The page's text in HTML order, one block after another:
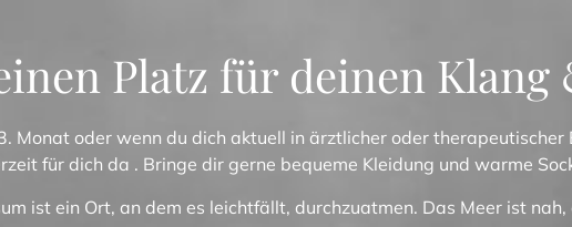
Platz für deinen Klang
Monat oder wenn du dich aktuell in ärztlicher oder
für dich da . Bringe dir gerne bequeme Kleidung und warme
ist ein Ort, an dem es leichtfällt, durchzuatmen. Das Meer ist